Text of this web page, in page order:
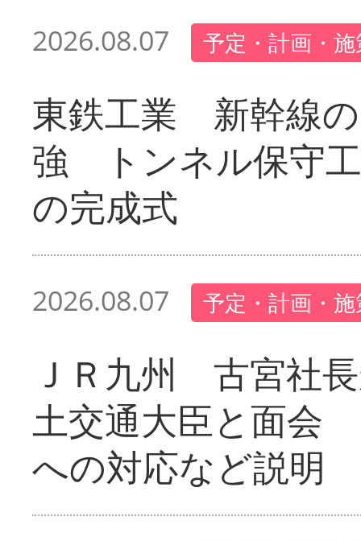
2026.08.07 予定・計画・
東鉄工業 新幹線
強 トンネル保守
の完成式
2026.08.07 予定・計画・
ＪＲ九州 古宮社
土交通大臣と面会
への対応など説明